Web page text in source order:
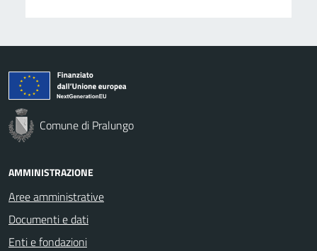
Comune di Pralungo
AMMINISTRAZIONE
Aree amministrative
Documenti e dati
Enti e fondazioni